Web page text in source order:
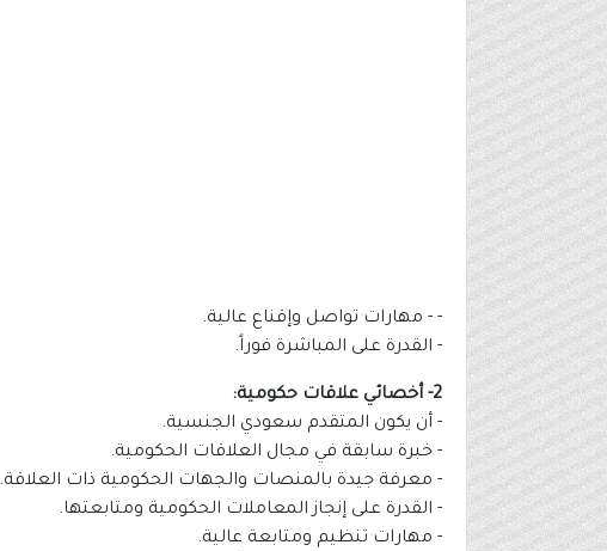
- - مهارات تواصل وإقناع عالية.
- القدرة على المباشرة فوراً.
2- أخصائي علاقات حكومية:
- أن يكون المتقدم سعودي الجنسية.
- خبرة سابقة في مجال العلاقات الحكومية.
- معرفة جيدة بالمنصات والجهات الحكومية ذات العلاقة.
- القدرة على إنجاز المعاملات الحكومية ومتابعتها.
- مهارات تنظيم ومتابعة عالية.